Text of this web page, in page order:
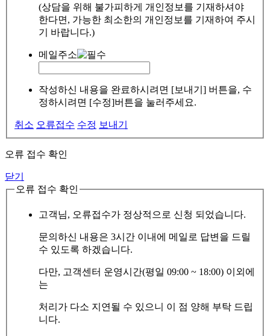
(상담을 위해 불가피하게 개인정보를 기재하셔야
한다면, 가능한 최소한의 개인정보를 기재하여 주시
기 바랍니다.)
메일주소
작성하신 내용을 완료하시려면 [보내기] 버튼을, 수
정하시려면 [수정]버튼을 눌러주세요.
취소 오류접수 수정 보내기
오류 접수 확인
닫기
오류 접수 확인
고객님, 오류접수가 정상적으로 신청 되었습니다.
문의하신 내용은 3시간 이내에 메일로 답변을 드릴
수 있도록 하겠습니다.
다만, 고객센터 운영시간(평일 09:00 ~ 18:00) 이외에
는
처리가 다소 지연될 수 있으니 이 점 양해 부탁 드립
니다.